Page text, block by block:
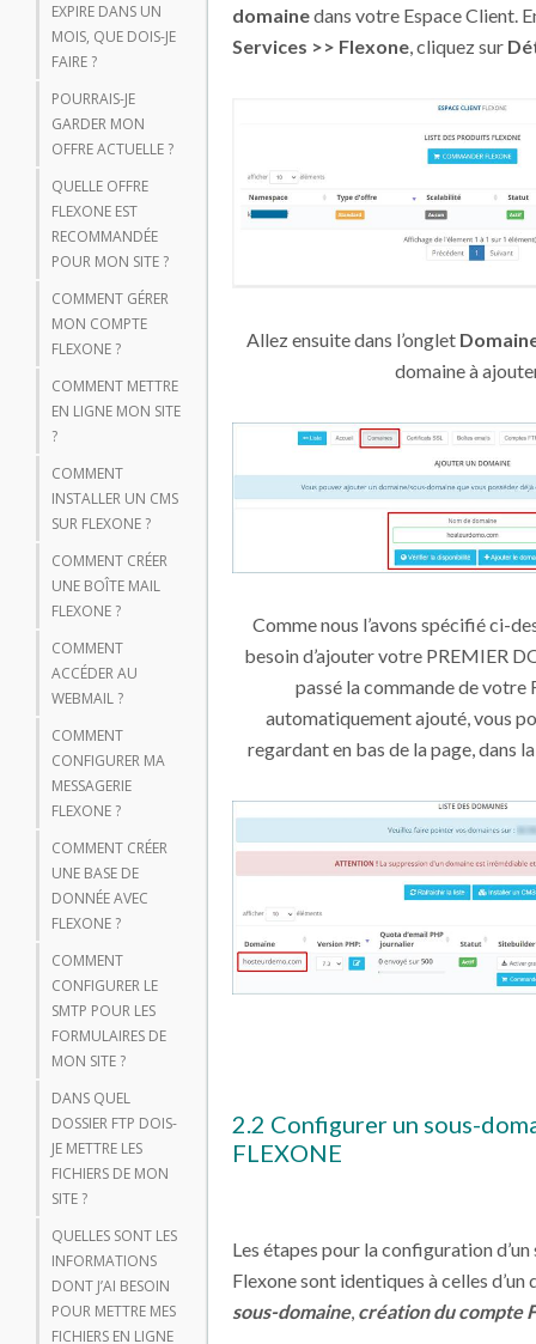
EXPIRE DANS UN
MOIS, QUE DOIS-JE
FAIRE ?
POURRAIS-JE
GARDER MON
OFFRE ACTUELLE ?
QUELLE OFFRE
FLEXONE EST
RECOMMANDÉE
POUR MON SITE ?
COMMENT GÉRER
MON COMPTE
FLEXONE ?
COMMENT METTRE
EN LIGNE MON SITE
?
COMMENT
INSTALLER UN CMS
SUR FLEXONE ?
COMMENT CRÉER
UNE BOÎTE MAIL
FLEXONE ?
COMMENT
ACCÉDER AU
WEBMAIL ?
COMMENT
CONFIGURER MA
MESSAGERIE
FLEXONE ?
COMMENT CRÉER
UNE BASE DE
DONNÉE AVEC
FLEXONE ?
COMMENT
CONFIGURER LE
SMTP POUR LES
FORMULAIRES DE
MON SITE ?
DANS QUEL
DOSSIER FTP DOIS-
JE METTRE LES
FICHIERS DE MON
SITE ?
QUELLES SONT LES
INFORMATIONS
DONT J’AI BESOIN
POUR METTRE MES
FICHIERS EN LIGNE
domainedans votre Espace Client.
Services >> Flexone, cliquez sur
Allez ensuite dans l’onglet
domaine à
Comme nous l’avons spécifié ci-
besoin d’ajouter votre PREMIER
passé la commande de votre
automatiquement ajouté, vous
regardant en bas de la page, dans
2.2 Configurer un sous-
FLEXONE
Les étapes pour la configuration
Flexone sont identiques à celles d’un
sous-domaine, création du compte